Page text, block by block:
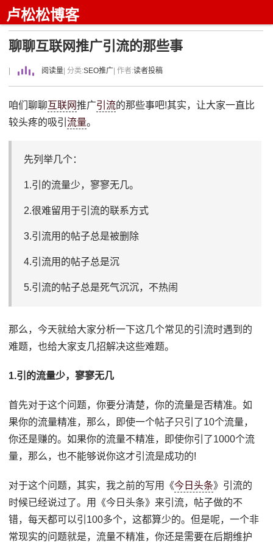
卢松松博客
聊聊互联网推广引流的那些事
阅读量 | 分类:SEO推广 | 作者:读者投稿
咱们聊聊互联网推广引流的那些事吧!其实，让大家一直比
较头疼的吸引流量。
先列举几个：
1.引的流量少，寥寥无几。
2.很难留用于引流的联系方式
3.引流用的帖子总是被删除
4.引流用的帖子总是沉
5.引流的帖子总是死气沉沉，不热闹
那么，今天就给大家分析一下这几个常见的引流时遇到的
难题，也给大家支几招解决这些难题。
1.引的流量少，寥寥无几
首先对于这个问题，你要分清楚，你的流量是否精准。如
果你的流量精准，那么，即使一个帖子只引了10个流量，
你还是赚的。如果你的流量不精准，即使你引了1000个流
量，那么，也不能够说你这才引流是成功的!
对于这个问题，其实，我之前的写用《今日头条》引流的
时候已经说过了。用《今日头条》来引流，帖子做的不
错，每天都可以引100多个，这都算少的。但是呢，一个非
常现实的问题就是，流量不精准，你还是需要在后期维护